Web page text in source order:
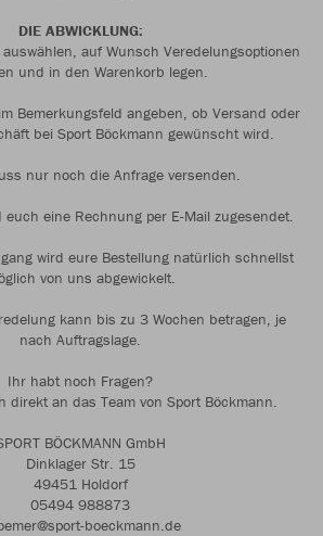
DIE ABWICKLUNG:
auf Wunsch Veredelungsoptionen
und in den Warenkorb legen.
Bemerkungsfeld angeben, ob Versand oder
bei Sport Böckmann gewünscht wird.
nur noch die Anfrage versenden.
eine Rechnung per E-Mail zugesendet.
wird eure Bestellung natürlich schnellst
von uns abgewickelt.
kann bis zu 3 Wochen betragen, je
nach Auftragslage.
Ihr habt noch Fragen?
direkt an das Team von Sport Böckmann.
BÖCKMANN GmbH
Dinklager Str. 15
49451 Holdorf
05494 988873
boeckmann.de